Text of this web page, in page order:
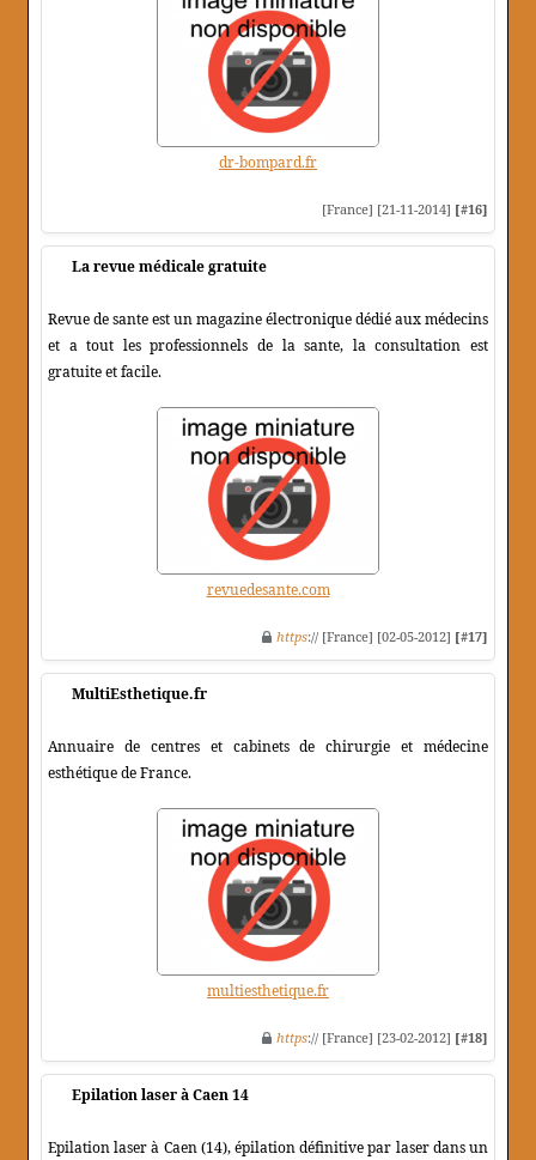
dr-bompard.fr
[France] [21-11-2014] [#16]
La revue médicale gratuite
Revue de sante est un magazine électronique dédié aux médecins
et a tout les professionnels de la sante, la consultation est
gratuite et facile.
revuedesante.com
https:// [France] [02-05-2012] [#17]
MultiEsthetique.fr
Annuaire de centres et cabinets de chirurgie et médecine
esthétique de France.
multiesthetique.fr
https:// [France] [23-02-2012] [#18]
Epilation laser à Caen 14
Epilation laser à Caen (14), épilation définitive par laser dans un